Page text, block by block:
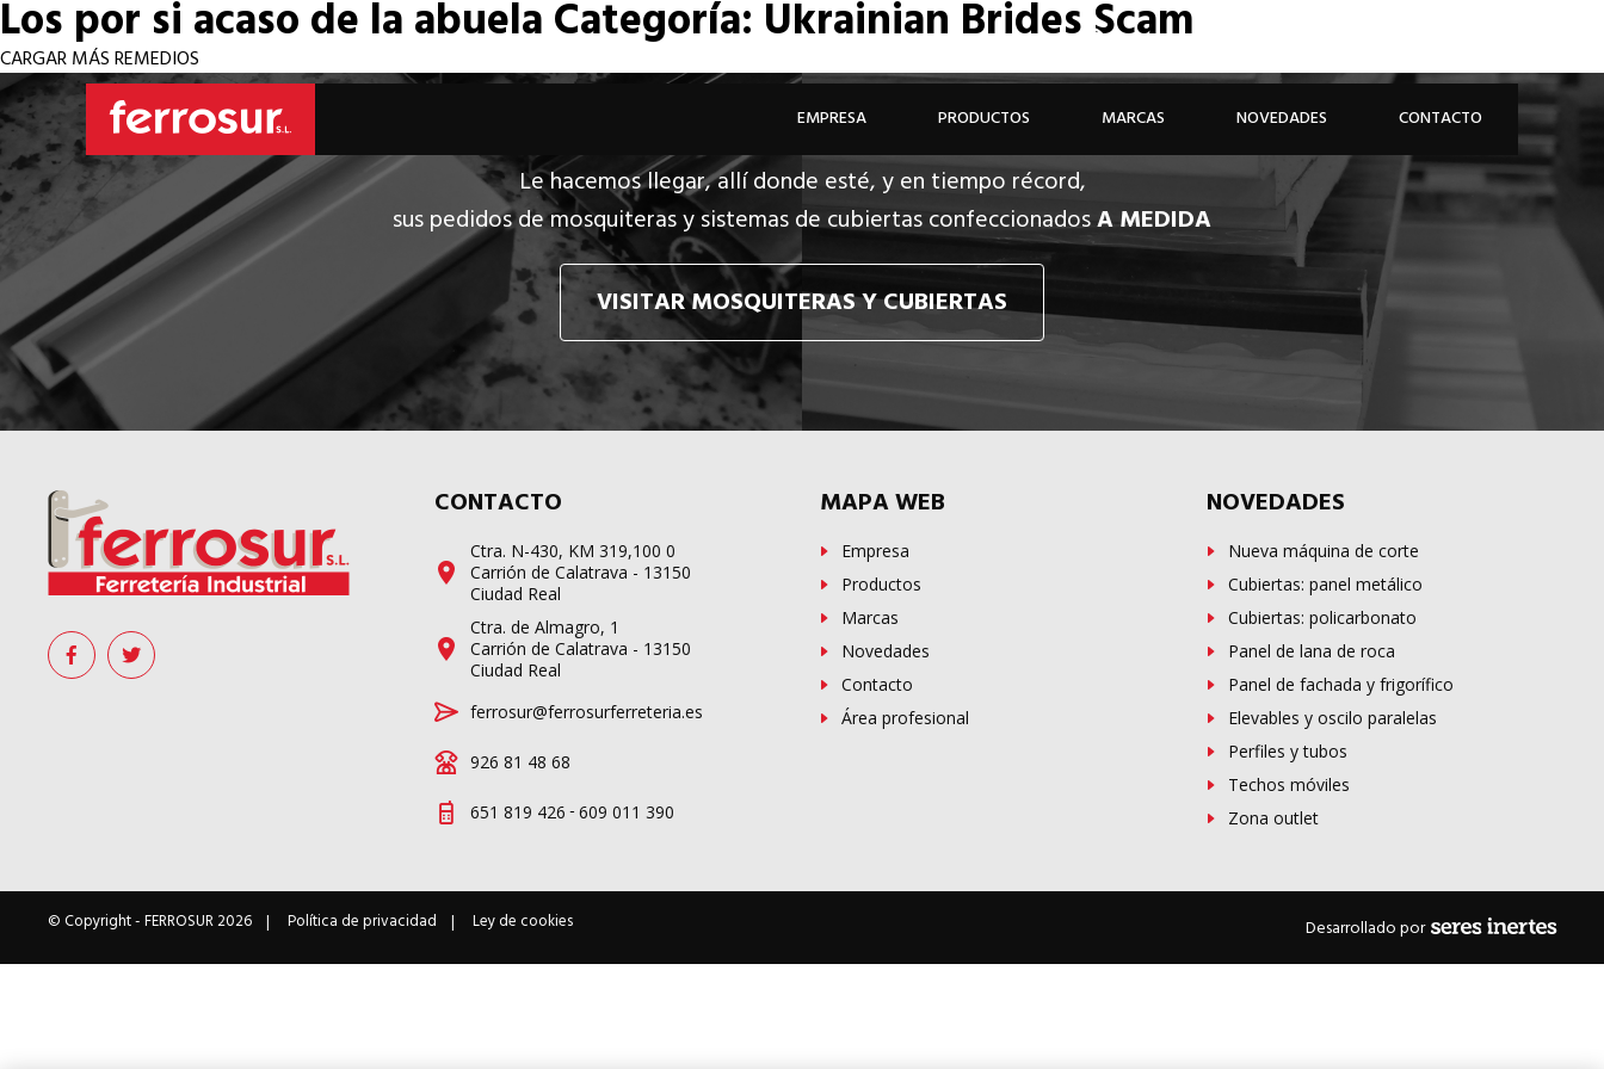
926 81 48 68
EMPRESA PRODUCTOS MARCAS NOVEDADES CONTACTO
Los por si acaso de la abuelaCategoría: Ukrainian Brides Scam
CARGAR MÁS REMEDIOS
Le hacemos llegar, allí donde esté, y en tiempo récord,
sus pedidos de mosquiteras y sistemas de cubiertas confeccionadosA MEDIDA
VISITAR MOSQUITERAS Y CUBIERTAS
CONTACTO
Ctra. N-430, KM 319,100 0
Carrión de Calatrava - 13150
Ciudad Real
Ctra. de Almagro, 1
Carrión de Calatrava - 13150
Ciudad Real
ferrosur@ferrosurferreteria.es
926 81 48 68
651 819 426 - 609 011 390
MAPA WEB
Empresa
Productos
Marcas
Novedades
Contacto
Área profesional
NOVEDADES
Nueva máquina de corte
Cubiertas: panel metálico
Cubiertas: policarbonato
Panel de lana de roca
Panel de fachada y frigorífico
Elevables y oscilo paralelas
Perfiles y tubos
Techos móviles
Zona outlet
© Copyright -FERROSUR2026 Política de privacidad Ley de cookies Desarrollado por